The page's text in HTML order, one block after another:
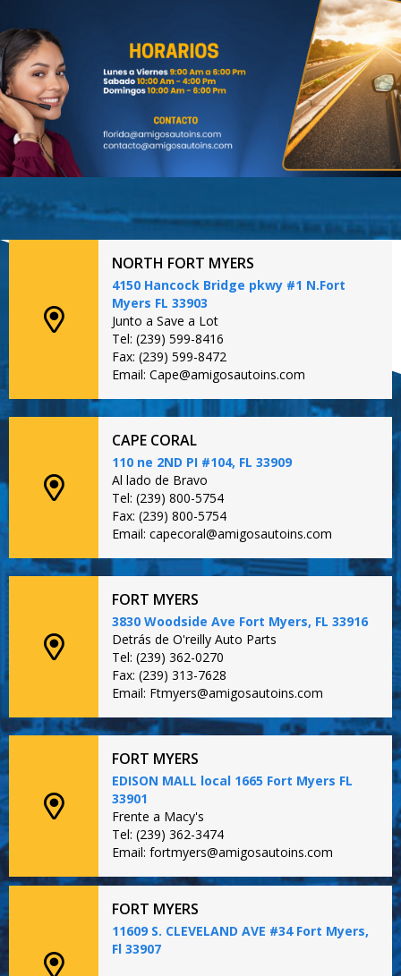
NORTH FORT MYERS
4150 Hancock Bridge pkwy #1 N.Fort
Myers FL 33903
Junto a Save a Lot
Tel: (239) 599-8416
Fax: (239) 599-8472
Email: Cape@amigosautoins.com
CAPE CORAL
110 ne 2ND PI #104, FL 33909
Al lado de Bravo
Tel: (239) 800-5754
Fax: (239) 800-5754
Email: capecoral@amigosautoins.com
FORT MYERS
3830 Woodside Ave Fort Myers, FL 33916
Detrás de O'reilly Auto Parts
Tel: (239) 362-0270
Fax: (239) 313-7628
Email: Ftmyers@amigosautoins.com
FORT MYERS
EDISON MALL local 1665 Fort Myers FL
33901
Frente a Macy's
Tel: (239) 362-3474
Email: fortmyers@amigosautoins.com
FORT MYERS
11609 S. CLEVELAND AVE #34 Fort Myers,
Fl 33907